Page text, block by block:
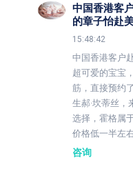
中国香港客
的章子怡赴
15:48:42
中国香港客户
超可爱的宝宝
筋，直接预约
生郝·坎蒂丝
选择，霍格属
价格低一半左
咨询